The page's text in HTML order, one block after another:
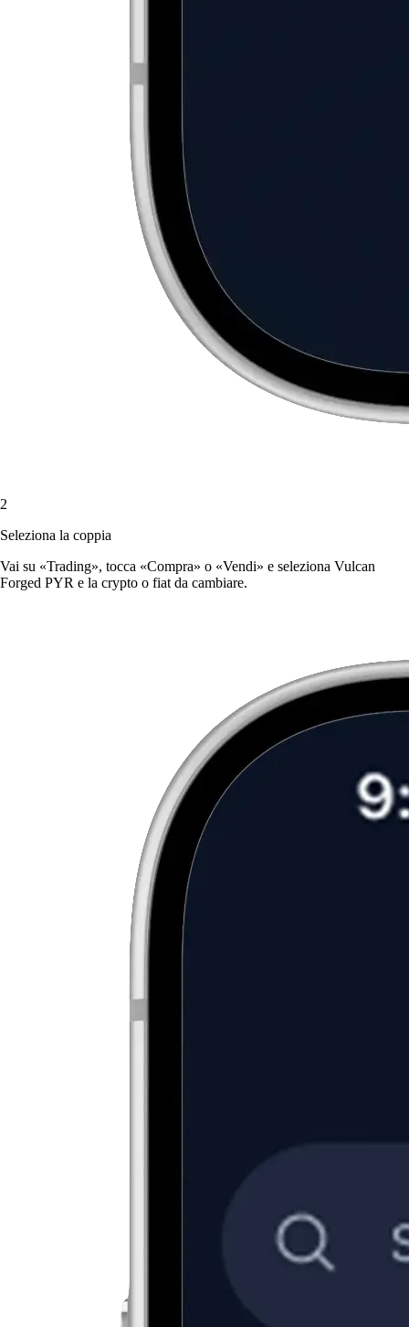
2
Seleziona la coppia
Vai su «Trading», tocca «Compra» o «Vendi» e seleziona Vulcan
Forged PYR e la crypto o fiat da cambiare.